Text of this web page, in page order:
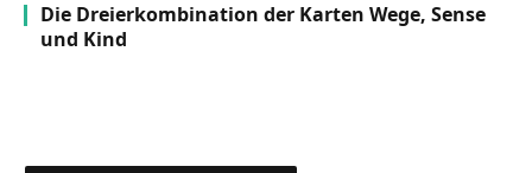
Die Dreierkombination der Karten Wege, Sense
und Kind